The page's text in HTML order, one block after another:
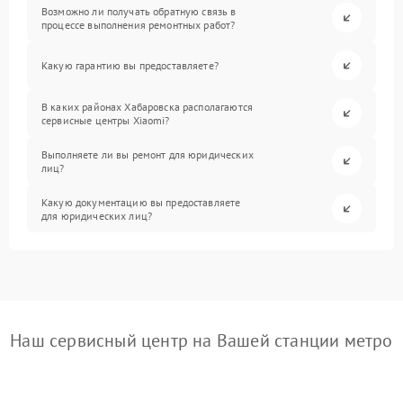
Возможно ли получать обратную связь в
процессе выполнения ремонтных работ?
Какую гарантию вы предоставляете?
В каких районах Хабаровска располагаются
сервисные центры Xiaomi?
Выполняете ли вы ремонт для юридических
лиц?
Какую документацию вы предоставляете
для юридических лиц?
Наш сервисный центр на Вашей станции метро